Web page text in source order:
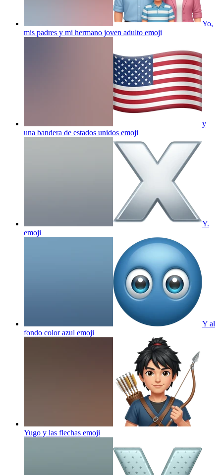
Yo,
mis padres y mi hermano joven adulto emoji
y
una bandera de estados unidos emoji
Y.
emoji
Y al
fondo color azul emoji
Yugo y las flechas emoji